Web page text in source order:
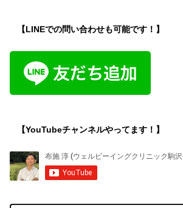
【LINEでの問い合わせも可能です！】
【YouTubeチャンネルやってます！】